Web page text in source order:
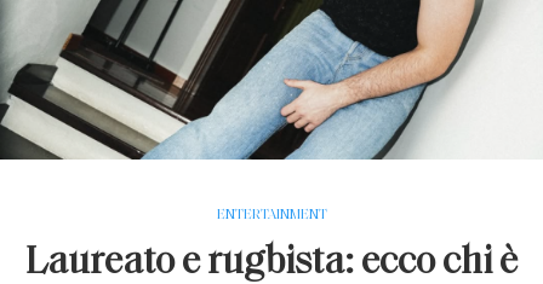
ENTERTAINMENT
Laureato e rugbista: ecco chi è